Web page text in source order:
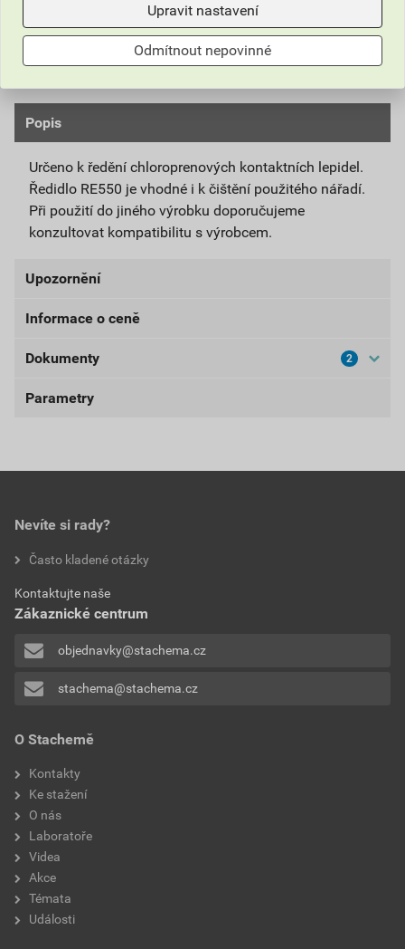
Číslo položky:
Výrobky značky:
Stachema
Popis
Určeno k ředění chloroprenových kontaktních lepidel.
Ředidlo RE550 je vhodné i k čištění použitého nářadí.
Při použití do jiného výrobku doporučujeme
konzultovat kompatibilitu s výrobcem.
Upozornění
UPOZORNĚNÍ: Určeno pouze pro profesionální
Informace o ceně
Aktuální prodejní cena po slevě 10% z ceníkové ceny
223,38 Kč
poskytnutím slevy
bez DPH za ks
Aktuální prodejní porovnávací cena po slevě 10% z
ceníkové ceny
223,38 Kč
bez DPH za l
Dokumenty 2
Bezpečnostní listy
Technické listy
Stáhnout
Velikost
0,25 MB
Parametry
O Stachemě
Kontakty
Ke stažení
O nás
Laboratoře
Videa
Akce
Témata
Události
Nevíte si rady?
Často kladené otázky
Kontaktujte naše
Zákaznické centrum
objednavky@stachema.cz
stachema@stachema.cz
Upravit nastavení
Odmítnout nepovinné